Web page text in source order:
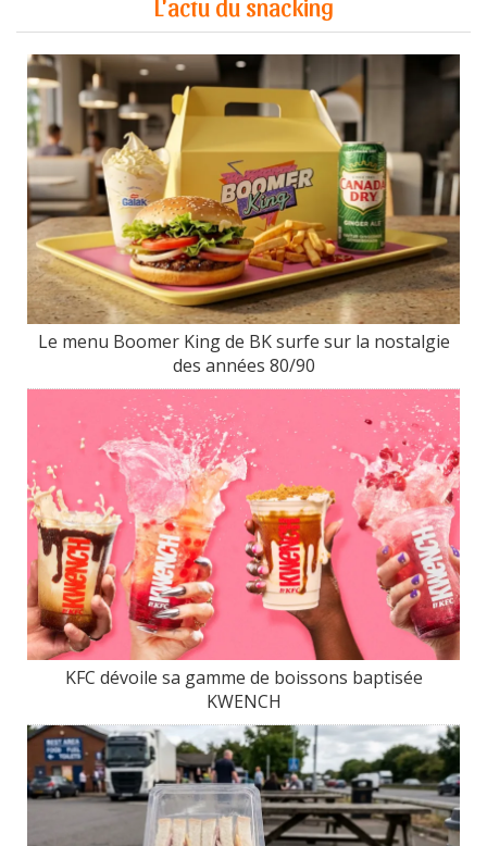
Le menu Boomer King de BK surfe sur la nostalgie
des années 80/90
KFC dévoile sa gamme de boissons baptisée
KWENCH